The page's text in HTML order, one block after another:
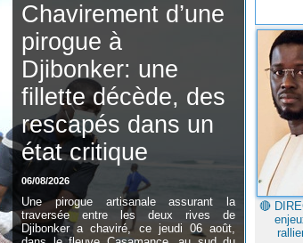
Crise dans le
supérieur : le
ministre Boubacar
Camara auditionné
par la mission
d'information sur
l'instabilité des
universités
06/08/2026
🔴​